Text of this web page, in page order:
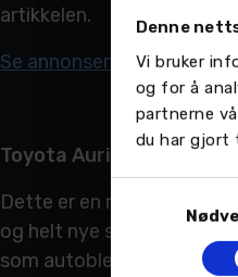
Denne
Vi bruker
og for å
partnerne
du har gjort
artikkelen.
Se annonsen
Toyota Auris Hybrid
Dette er en meget flott
og helt nye sommer og
som autoblending med bi